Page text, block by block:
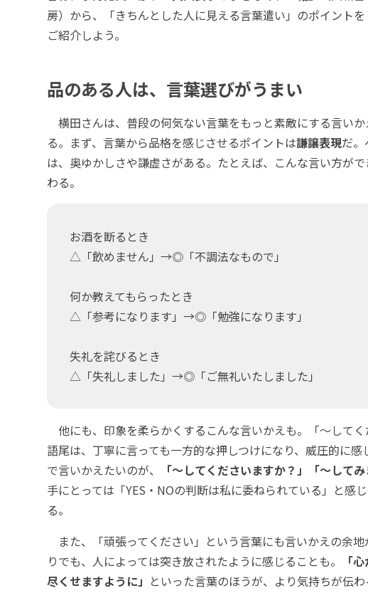
房）から、「きちんとした人に見える言葉遣い」のポイントを
ご紹介しよう。
品のある人は、言葉選びがうまい
横田さんは、普段の何気ない言葉をもっと素敵にする言い
る。まず、言葉から品格を感じさせるポイントは謙譲表現だ
は、奥ゆかしさや謙虚さがある。たとえば、こんな言い方が
わる。
お酒を断るとき
△「飲めません」→◎「不調法なもので」
何か教えてもらったとき
△「参考になります」→◎「勉強になります」
失礼を詫びるとき
△「失礼しました」→◎「ご無礼いたしました」
他にも、印象を柔らかくするこんな言いかえも。「～して
語尾は、丁寧に言っても一方的な押しつけになり、威圧的に
で言いかえたいのが、
「～してくださいますか？」「～して
手にとっては「YES・NOの判断は私に委ねられている」と感
る。
また、「頑張ってください」という言葉にも言いかえの余
りでも、人によっては突き放されたように感じることも。
「
尽くせますように」 といった言葉のほうが、より気持ちが伝わ